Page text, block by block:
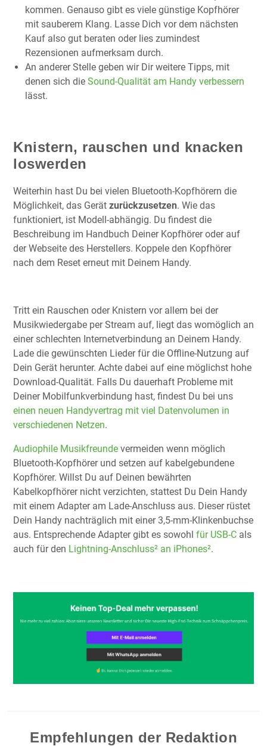
kommen. Genauso gibt es viele günstige Kopfhörer
mit sauberem Klang. Lasse Dich vor dem nächsten
Kauf also gut beraten oder lies zumindest
Rezensionen aufmerksam durch.
An anderer Stelle geben wir Dir weitere Tipps, mit
denen sich die Sound-Qualität am Handy verbessern
lässt.
Knistern, rauschen und knacken
loswerden
Weiterhin hast Du bei vielen Bluetooth-Kopfhörern die
Möglichkeit, das Gerät zurückzusetzen. Wie das
funktioniert, ist Modell-abhängig. Du findest die
Beschreibung im Handbuch Deiner Kopfhörer oder auf
der Webseite des Herstellers. Koppele den Kopfhörer
nach dem Reset erneut mit Deinem Handy.
Tritt ein Rauschen oder Knistern vor allem bei der
Musikwiedergabe per Stream auf, liegt das womöglich an
einer schlechten Internetverbindung an Deinem Handy.
Lade die gewünschten Lieder für die Offline-Nutzung auf
Dein Gerät herunter. Achte dabei auf eine möglichst hohe
Download-Qualität. Falls Du dauerhaft Probleme mit
Deiner Mobilfunkverbindung hast, findest Du bei uns
einen neuen Handyvertrag mit viel Datenvolumen in
verschiedenen Netzen.
Audiophile Musikfreunde vermeiden wenn möglich
Bluetooth-Kopfhörer und setzen auf kabelgebundene
Kopfhörer. Willst Du auf Deinen bewährten
Kabelkopfhörer nicht verzichten, stattest Du Dein Handy
mit einem Adapter am Lade-Anschluss aus. Dieser rüstet
Dein Handy nachträglich mit einer 3,5-mm-Klinkenbuchse
aus. Entsprechende Adapter gibt es sowohl für USB-C als
auch für den Lightning-Anschluss² an iPhones².
Empfehlungen der Redaktion